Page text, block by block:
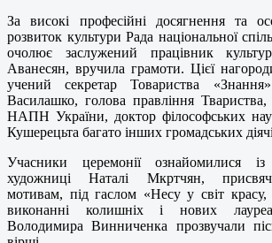
За високі професійні досягнення та
розвиток культури Рада національної
очолює заслужений працівник
Аванесян, вручила грамоти. Цієї
учений секретар Товариства
Василашко, голова правління Твариства,
НАПН України, доктор філософських
Кушерецьта багато інших громадських
Учасники церемонії ознайомилися
художниці Наталі Мкртчян,
мотивам, під гаслом «Несу у світ
виконанні колишніх і нових
Володимира Винниченка прозвучали